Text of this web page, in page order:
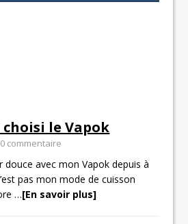
choisi le Vapok
commentaire
douce avec mon Vapok depuis à
pas mon mode de cuisson
…[En savoir plus]